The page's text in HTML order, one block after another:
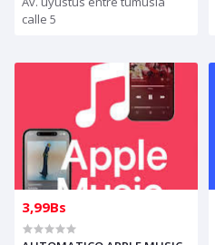
calle 5
3,99Bs